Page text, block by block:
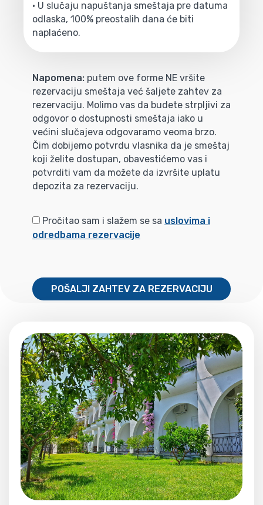
• U slučaju napuštanja smeštaja pre datuma
odlaska, 100% preostalih dana će biti
naplaćeno.
Napomena: putem ove forme NE vršite
rezervaciju smeštaja već šaljete zahtev za
rezervaciju. Molimo vas da budete strpljivi za
odgovor o dostupnosti smeštaja iako u
većini slučajeva odgovaramo veoma brzo.
Čim dobijemo potvrdu vlasnika da je smeštaj
koji želite dostupan, obavestićemo vas i
potvrditi vam da možete da izvršite uplatu
depozita za rezervaciju.
Pročitao sam i slažem se sa uslovima i
odredbama rezervacije
POŠALJI ZAHTEV ZA REZERVACIJU